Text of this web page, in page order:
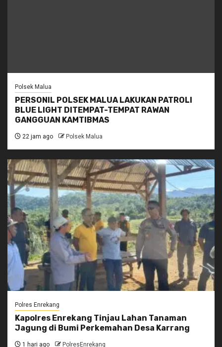
Polsek Malua
PERSONIL POLSEK MALUA LAKUKAN PATROLI
BLUE LIGHT DITEMPAT-TEMPAT RAWAN
GANGGUAN KAMTIBMAS
22 jam ago Polsek Malua
Polres Enrekang
Kapolres Enrekang Tinjau Lahan Tanaman
Jagung di Bumi Perkemahan Desa Karrang
1 hari ago PolresEnrekang